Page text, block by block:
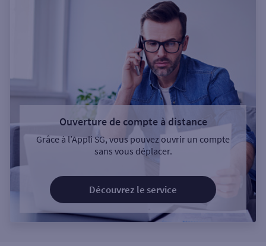
Ouverture de compte à distance
Grâce à l’Appli SG, vous pouvez ouvrir un compte
sans vous déplacer.
Découvrez le service